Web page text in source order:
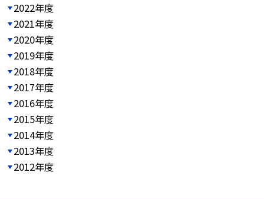
2022年度
2021年度
2020年度
2019年度
2018年度
2017年度
2016年度
2015年度
2014年度
2013年度
2012年度